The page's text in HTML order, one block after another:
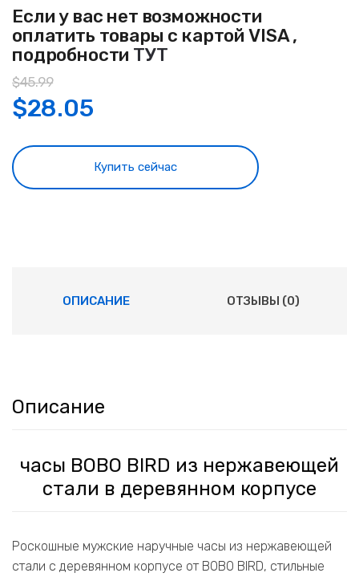
Если у вас нет возможности
оплатить товары с картой VISA ,
подробности ТУТ
$45.99
$28.05
Купить сейчас
ОПИСАНИЕ ОТЗЫВЫ (0)
Описание
часы BOBO BIRD из нержавеющей
стали в деревянном корпусе
Роскошные мужские наручные часы из нержавеющей
стали с деревянном корпусе от BOBO BIRD, стильные